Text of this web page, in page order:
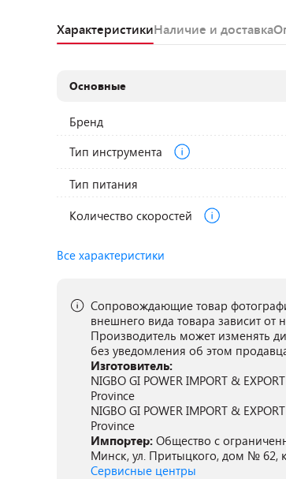
ХарактеристикиНаличие и доставка
Основные
Бренд
Тип инструмента
Тип питания
Количество скоростей
Все характеристики
Сопровождающие товар
внешнего вида товара зависит от
Производитель может изменять
без уведомления об этом
Изготовитель:
NIGBO GI POWER IMPORT &
Province
NIGBO GI POWER IMPORT &
Province
Импортер: Общество с
Минск, ул. Притыцкого, дом № 62,
Сервисные центры